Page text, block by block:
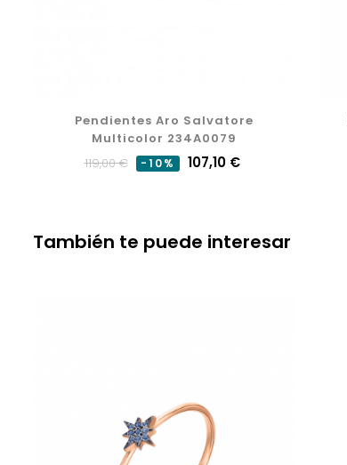
Pendientes Aro Salvatore
Multicolor 234A0079
Precio
119,00 € -10% Precio
107,10 €
También te puede interesar